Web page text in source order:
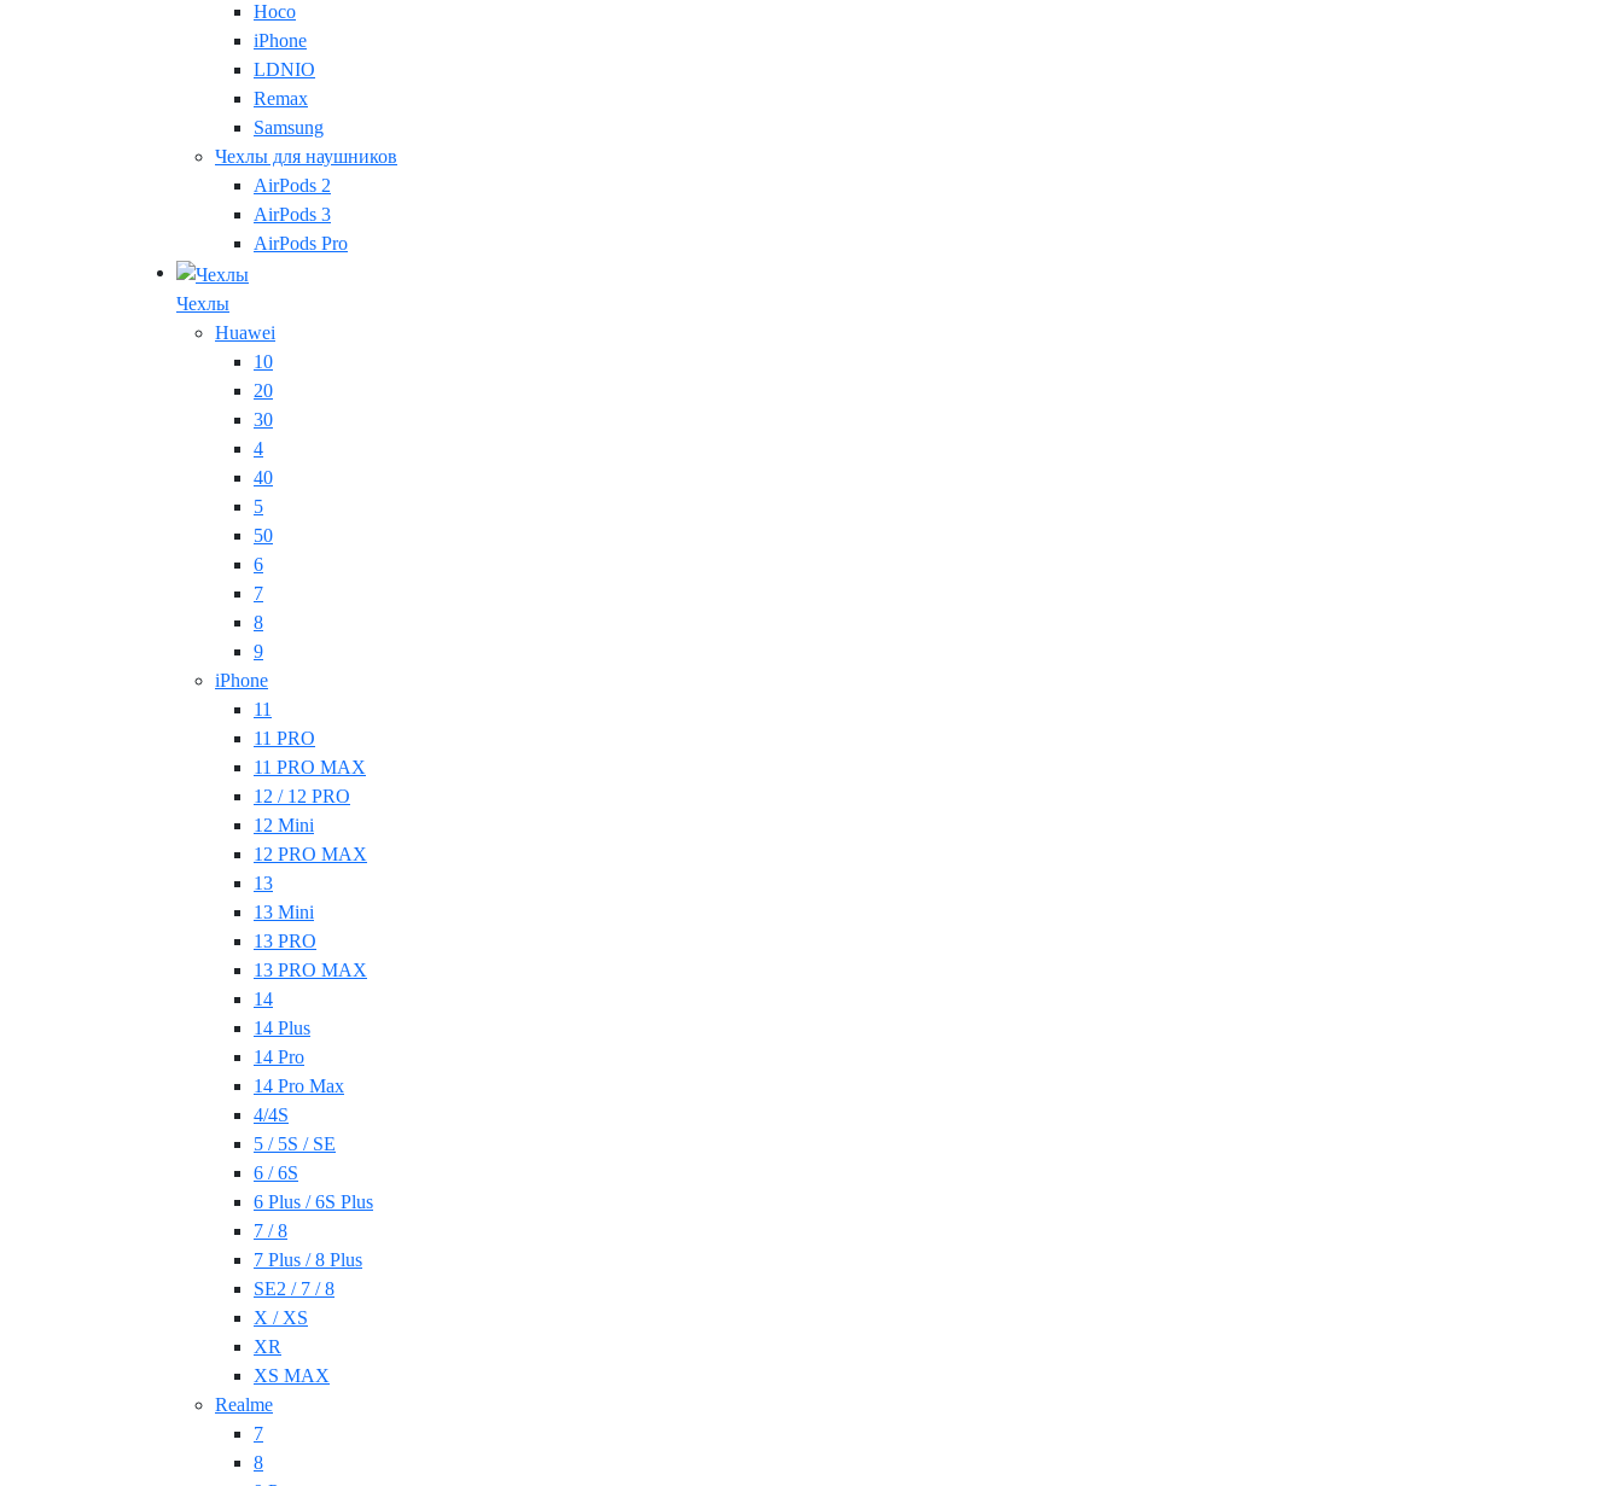
Hoco
iPhone
LDNIO
Remax
Samsung
Чехлы для наушников
AirPods 2
AirPods 3
AirPods Pro
Чехлы
Huawei
10
20
30
4
40
5
50
6
7
8
9
iPhone
11
11 PRO
11 PRO MAX
12 / 12 PRO
12 Mini
12 PRO MAX
13
13 Mini
13 PRO
13 PRO MAX
14
14 Plus
14 Pro
14 Pro Max
4/4S
5 / 5S / SE
6 / 6S
6 Plus / 6S Plus
7 / 8
7 Plus / 8 Plus
SE2 / 7 / 8
X / XS
XR
XS MAX
Realme
7
8